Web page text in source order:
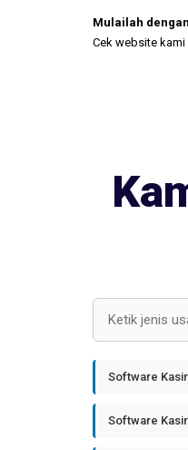
Mulailah
Cek website kami
Software Kasir
Software